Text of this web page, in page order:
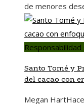
de menores
Responsabilidad
Santo Tomé y
del cacao con
Megan Hart